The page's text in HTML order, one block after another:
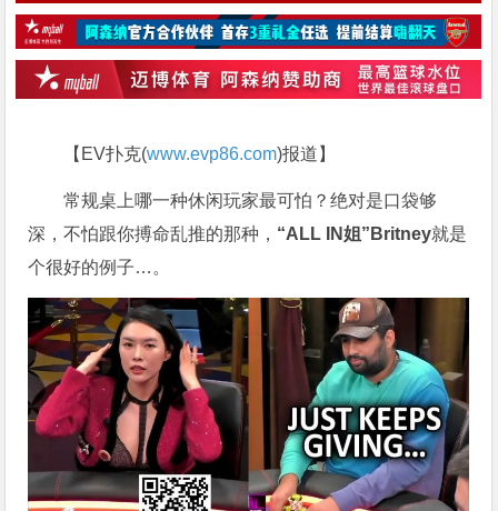
【EV扑克(www.evp86.com)报道】
常规桌上哪一种休闲玩家最可怕？绝对是口袋够
深，不怕跟你搏命乱推的那种， “ALL IN姐”Britney就是
个很好的例子…。